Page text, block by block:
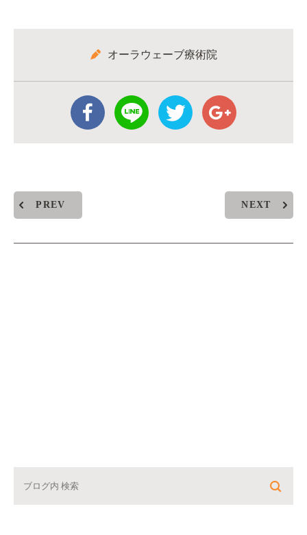
オーラウェーブ療術院
PREV NEXT